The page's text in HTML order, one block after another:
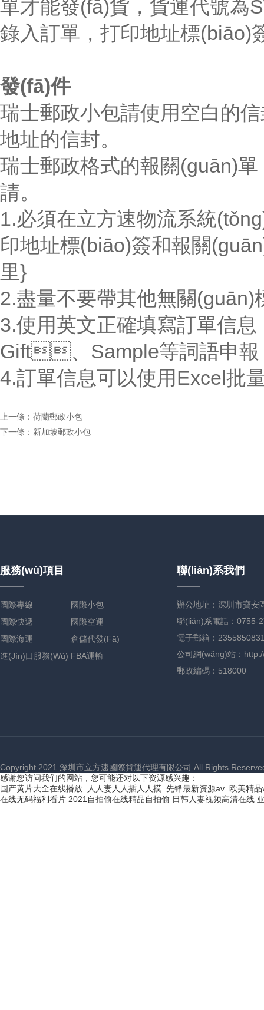
單才能發(fā)貨，貨運代號
錄入訂單，打印地址標(biāo)簽
發(fā)件
瑞士郵政小包請使用空白的
地址的信封。
瑞士郵政格式的報關(guān)
請。
1.必須在立方速物流系統
印地址標(biāo)簽和報關(guān)
里}
2.盡量不要帶其他無關(guān)
3.使用英文正確填寫訂單信息
Gift、Sample等詞語申報
4.訂單信息可以使用Excel批量
上一條： 荷蘭郵政小包
下一條： 新加坡郵政小包
服務(wù)項目
國際專線
國際小包
國際快遞
國際空運
國際海運
倉儲代發(fā)
進(jìn)口服務(wù) FBA運輸
聯(lián)系我們
辦公地址：深圳市寶安
聯(lián)系電話：0755-
電子郵箱：
公司網(wǎng)站：
郵政編碼：518000
Copyright 2021 深圳市立方速國際貨運代理有限公司 All Rights
感谢您访问我们的网站，您可能还对以下资源感兴趣：
国产黄片大全在线播放_人人妻人人插人人摸_先锋最新资源av_欧美精
在线无码福利看片 2021自拍偷在线精品自拍偷 日韩人妻视频高清在线